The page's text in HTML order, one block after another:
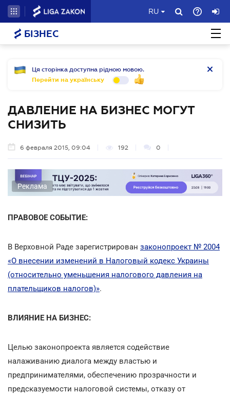
RU
БІЗНЕС
Ця сторінка доступна рідною мовою.
Перейти на українську
ДАВЛЕНИЕ НА БИЗНЕС МОГУТ
СНИЗИТЬ
6 февраля 2015, 09:04 192 0
Реклама
ПРАВОВОЕ СОБЫТИЕ:
В Верховной Раде зарегистрирован законопроект № 2004
«О внесении изменений в Налоговый кодекс Украины
(относительно уменьшения налогового давления на
плательщиков налогов)».
ВЛИЯНИЕ НА БИЗНЕС:
Целью законопроекта является содействие
налаживанию диалога между властью и
предпринимателями, обеспечению прозрачности и
предсказуемости налоговой системы, отказу от